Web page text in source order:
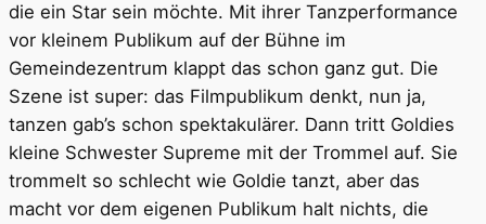
die ein Star sein möchte. Mit ihrer Tanzperformance
vor kleinem Publikum auf der Bühne im
Gemeindezentrum klappt das schon ganz gut. Die
Szene ist super: das Filmpublikum denkt, nun ja,
tanzen gab’s schon spektakulärer. Dann tritt Goldies
kleine Schwester Supreme mit der Trommel auf. Sie
trommelt so schlecht wie Goldie tanzt, aber das
macht vor dem eigenen Publikum halt nichts, die